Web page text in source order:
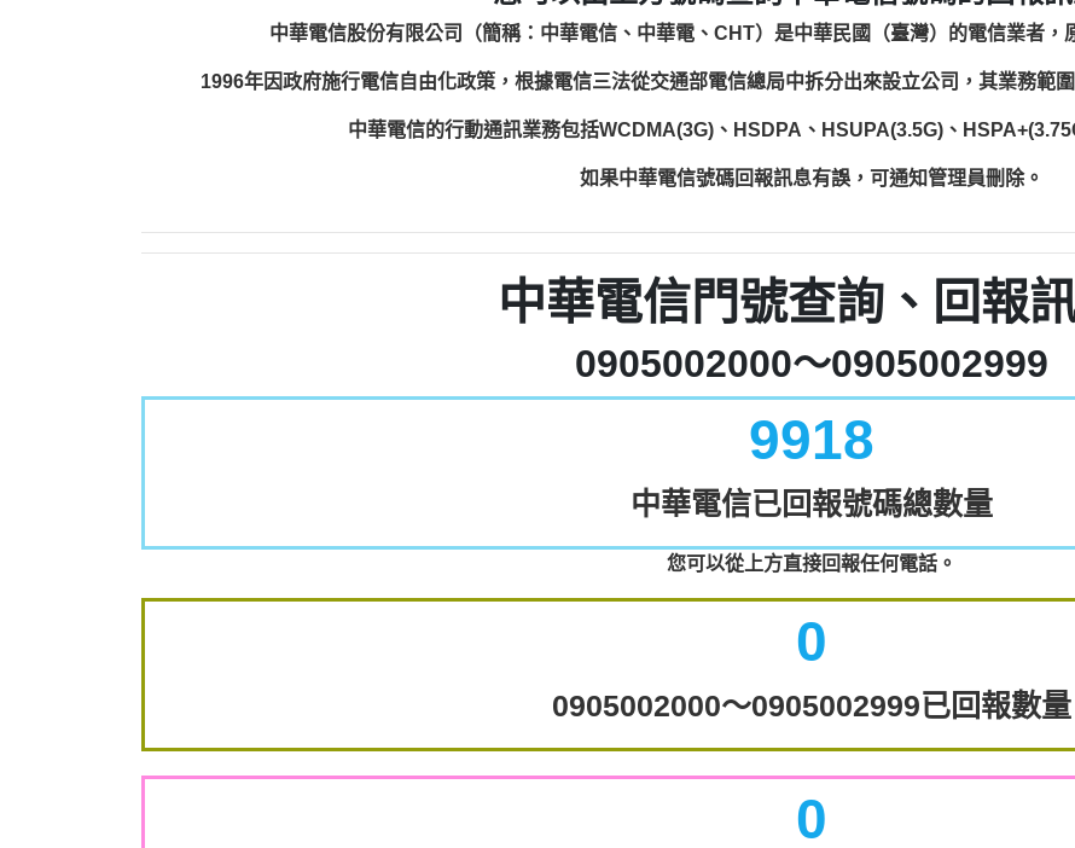
中華電信股份有限公司（簡稱：中華電信、中華電、CHT）是中華民國（臺灣）的電信業者，
1996年因政府施行電信自由化政策，根據電信三法從交通部電信總局中拆分出來設立公司，其業務範
中華電信的行動通訊業務包括WCDMA(3G)、HSDPA、HSUPA(3.5G)、
如果中華電信號碼回報訊息有誤，可通知管理員刪除。
中華電信門號查詢、回報
0905002000～0905002999
9918
中華電信已回報號碼總數量
您可以從上方直接回報任何電話。
0
0905002000～0905002999已回報數量
0